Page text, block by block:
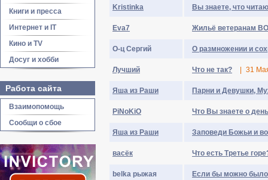
Книги и пресса
Интернет и IT
Кино и TV
Досуг и хобби
Работа сайта
Взаимопомощь
Сообщи о сбое
Kristinka Вы знаете, что
Eva7 Жильё ветеранам
О-ц Сергий О размножении и
Лyчший Что не так? 31
Яша из Раши Парни и Девушки,
PiNoKiO Что Вы знаете о
Яша из Раши Заповеди Божьи и
васёк Что есть Третье
belka рыжая Если бы можно было